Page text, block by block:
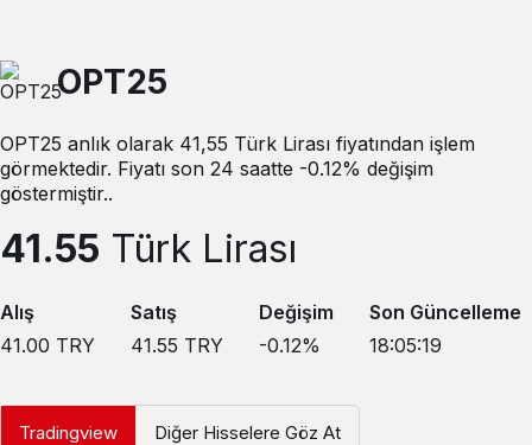
OPT25
OPT25 anlık olarak 41,55 Türk Lirası fiyatından işlem
görmektedir. Fiyatı son 24 saatte -0.12% değişim
göstermiştir..
41.55 Türk Lirası
Alış
41.00 TRY
Satış
41.55 TRY
Değişim
-0.12%
Son Güncelleme
18:05:19
Tradingview Diğer Hisselere Göz At